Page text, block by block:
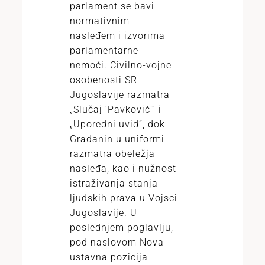
parlament se bavi
normativnim
nasleđem i izvorima
parlamentarne
nemoći. Civilno-vojne
osobenosti SR
Jugoslavije razmatra
„Slučaj ‘Pavković’“ i
„Uporedni uvid“, dok
Građanin u uniformi
razmatra obeležja
nasleđa, kao i nužnost
istraživanja stanja
ljudskih prava u Vojsci
Jugoslavije. U
poslednjem poglavlju,
pod naslovom Nova
ustavna pozicija